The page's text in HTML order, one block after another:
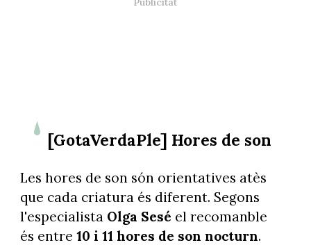
[GotaVerdaPle] Hores de son
Les hores de son són orientatives atès
que cada criatura és diferent. Segons
l'especialista Olga Sesé el recomanble
és entre 10 i 11 hores de son nocturn.